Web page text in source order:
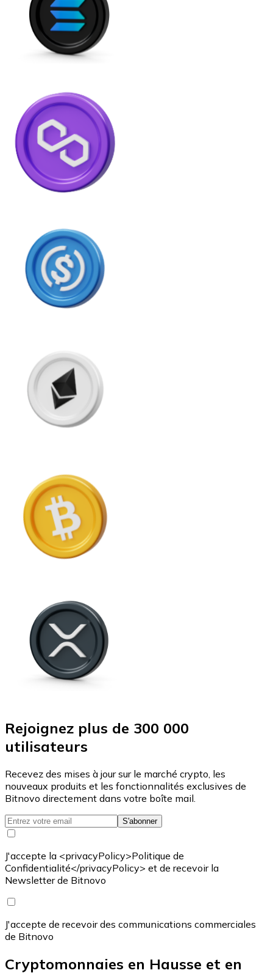
Rejoignez plus de 300 000
utilisateurs
Recevez des mises à jour sur le marché crypto, les
nouveaux produits et les fonctionnalités exclusives de
Bitnovo directement dans votre boîte mail.
S'abonner
J'accepte la <privacyPolicy>Politique de
Confidentialité</privacyPolicy> et de recevoir la
Newsletter de Bitnovo
J'accepte de recevoir des communications commerciales
de Bitnovo
Cryptomonnaies en Hausse et en